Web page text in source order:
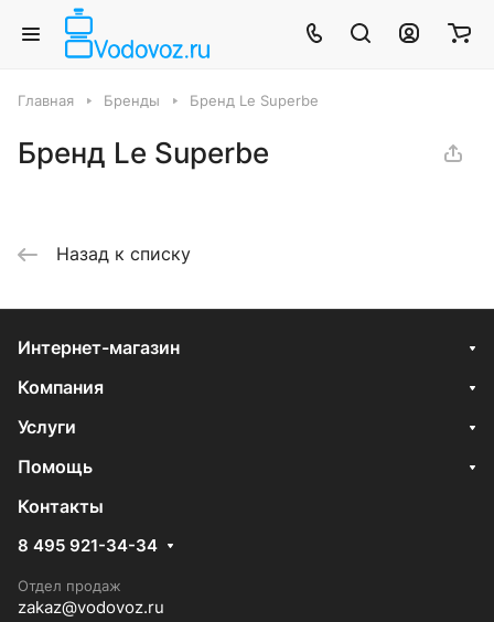
Главная Бренды Бренд Le Superbe
Бренд Le Superbe
Назад к списку
Интернет-магазин
Компания
Услуги
Помощь
Контакты
8 495 921-34-34
Отдел продаж
zakaz@vodovoz.ru